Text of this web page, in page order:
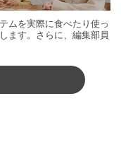
ムを実際に食べたり使っ
ます。さらに、編集部員